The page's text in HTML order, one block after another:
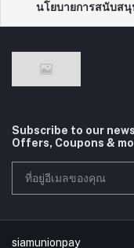
นโยบายการสนับส
Subscribe to our
Offers, Coupons &
siamunionpay